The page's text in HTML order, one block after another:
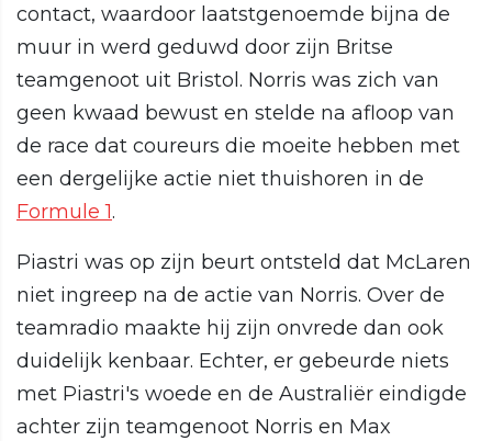
contact, waardoor laatstgenoemde bijna de
muur in werd geduwd door zijn Britse
teamgenoot uit Bristol. Norris was zich van
geen kwaad bewust en stelde na afloop van
de race dat coureurs die moeite hebben met
een dergelijke actie niet thuishoren in de
Formule 1.
Piastri was op zijn beurt ontsteld dat McLaren
niet ingreep na de actie van Norris. Over de
teamradio maakte hij zijn onvrede dan ook
duidelijk kenbaar. Echter, er gebeurde niets
met Piastri's woede en de Australiër eindigde
achter zijn teamgenoot Norris en Max